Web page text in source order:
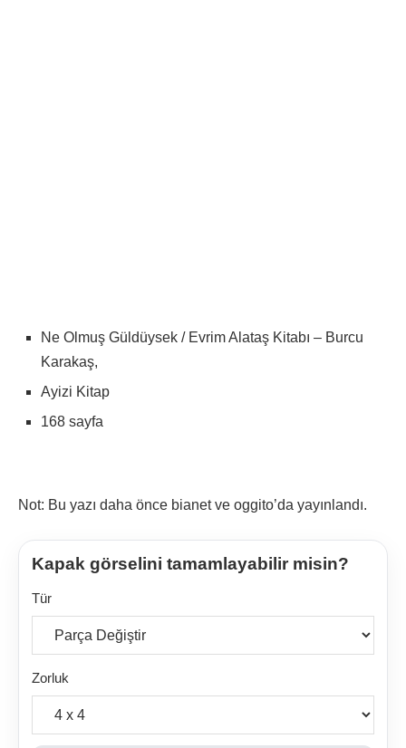
Ne Olmuş Güldüysek / Evrim Alataş Kitabı – Burcu
Karakaş,
Ayizi Kitap
168 sayfa
Not: Bu yazı daha önce bianet ve oggito’da yayınlandı.
Kapak görselini tamamlayabilir misin?
Tür
Zorluk